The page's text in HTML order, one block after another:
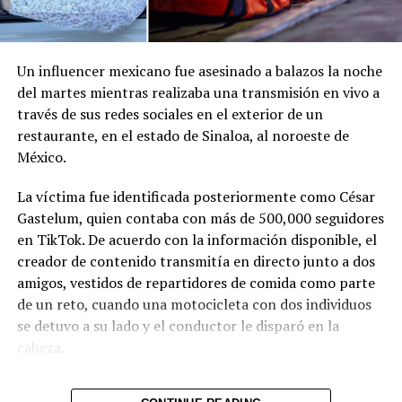
Un influencer mexicano fue asesinado a balazos la noche
del martes mientras realizaba una transmisión en vivo a
través de sus redes sociales en el exterior de un
restaurante, en el estado de Sinaloa, al noroeste de
México.
La víctima fue identificada posteriormente como César
Gastelum, quien contaba con más de 500,000 seguidores
en TikTok. De acuerdo con la información disponible, el
creador de contenido transmitía en directo junto a dos
amigos, vestidos de repartidores de comida como parte
de un reto, cuando una motocicleta con dos individuos
se detuvo a su lado y el conductor le disparó en la
cabeza.
Tras el ataque, la transmisión se interrumpió de